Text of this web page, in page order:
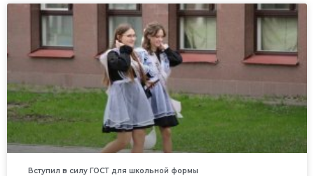
Вступил в силу ГОСТ для школьной формы